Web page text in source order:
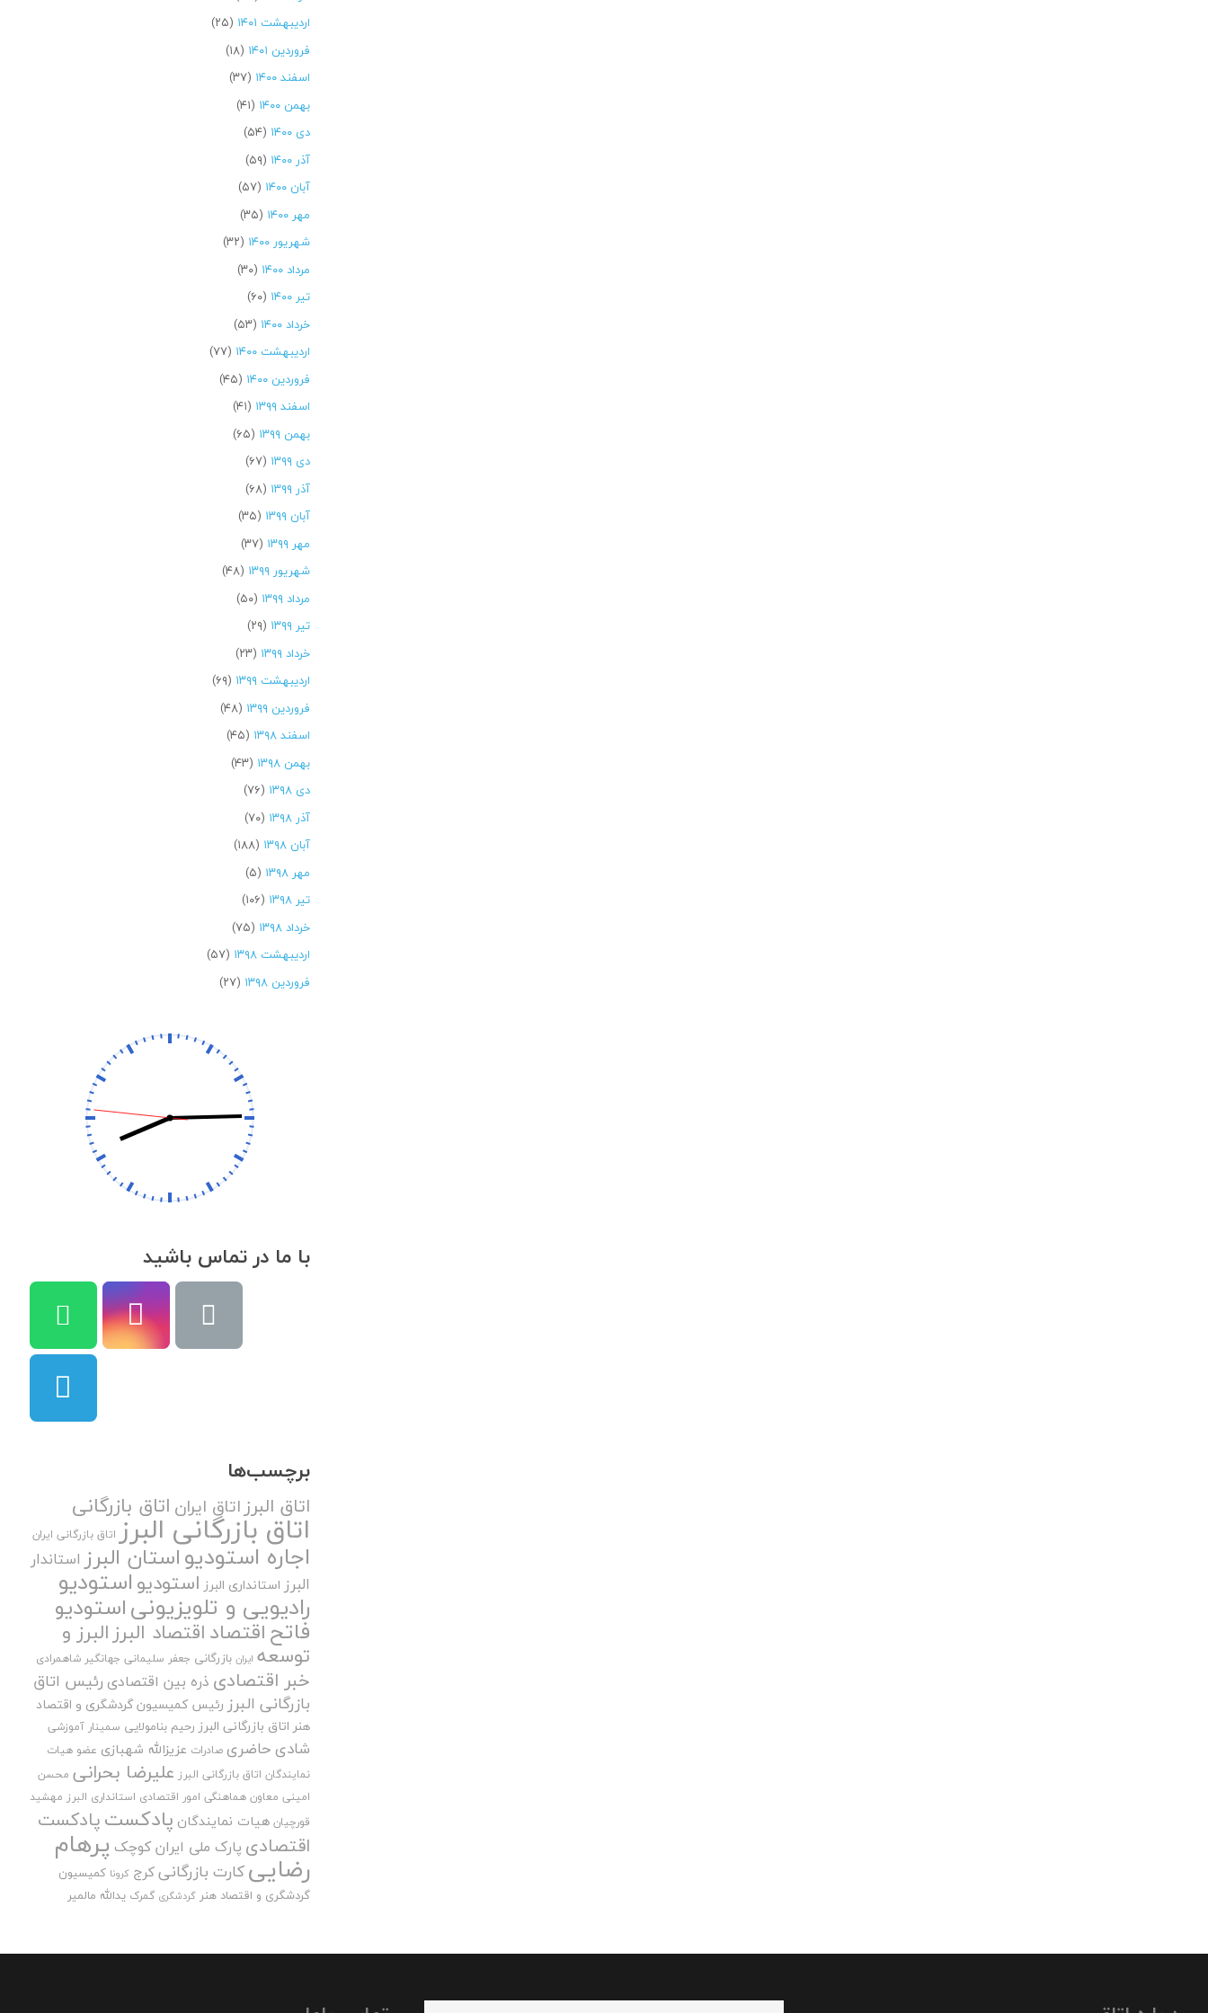
اردیبهشت ۱۴۰۱
(۲۵)
فروردین ۱۴۰۱
(۱۸)
اسفند ۱۴۰۰
(۳۷)
بهمن ۱۴۰۰
(۴۱)
دی ۱۴۰۰
(۵۴)
آذر ۱۴۰۰
(۵۹)
آبان ۱۴۰۰
(۵۷)
مهر ۱۴۰۰
(۳۵)
شهریور ۱۴۰۰
(۳۲)
مرداد ۱۴۰۰
(۳۰)
تیر ۱۴۰۰
(۶۰)
خرداد ۱۴۰۰
(۵۳)
اردیبهشت ۱۴۰۰
(۷۷)
فروردین ۱۴۰۰
(۴۵)
اسفند ۱۳۹۹
(۴۱)
بهمن ۱۳۹۹
(۶۵)
دی ۱۳۹۹
(۶۷)
آذر ۱۳۹۹
(۶۸)
آبان ۱۳۹۹
(۳۵)
مهر ۱۳۹۹
(۳۷)
شهریور ۱۳۹۹
(۴۸)
مرداد ۱۳۹۹
(۵۰)
تیر ۱۳۹۹
(۲۹)
خرداد ۱۳۹۹
(۲۳)
اردیبهشت ۱۳۹۹
(۶۹)
فروردین ۱۳۹۹
(۴۸)
اسفند ۱۳۹۸
(۴۵)
بهمن ۱۳۹۸
(۴۳)
دی ۱۳۹۸
(۷۶)
آذر ۱۳۹۸
(۷۰)
آبان ۱۳۹۸
(۱۸۸)
مهر ۱۳۹۸
(۵)
تیر ۱۳۹۸
(۱۰۶)
خرداد ۱۳۹۸
(۷۵)
اردیبهشت ۱۳۹۸
(۵۷)
فروردین ۱۳۹۸
(۲۷)
با ما در تماس باشید
برچسب‌ها
اتاق البرزاتاق ایران اتاق بازرگانی
اتاق بازرگانی البرز اتاق بازرگانی ایران
اجاره استودیواستان البرز استاندار
البرز استانداری البرز استودیواستودیو
رادیویی و تلویزیونیاستودیو
فاتحاقتصاداقتصاد البرزالبرز و
توسعه ایران بازرگانی جعفر سلیمانی جهانگیر شاهمرادی
خبر اقتصادی ذره بین اقتصادی رئیس اتاق
بازرگانی البرز رئیس کمیسیون گردشگری و اقتصاد
هنر اتاق بازرگانی البرز رحیم بنامولایی سمینار آموزشی
شادی حاضری صادرات عزیزالله شهبازی عضو هیات
نمایندگان اتاق بازرگانی البرز علیرضا بحرانی محسن
امینی معاون هماهنگی امور اقتصادی استانداری البرز مهشید
قورچیان هیات نمایندگان پادکستپادکست
اقتصادی پارک ملی ایران کوچک پرهام
رضاییکارت بازرگانیکرج کرونا کمیسیون
گردشگری و اقتصاد هنر گردشگری گمرک یدالله مالمیر